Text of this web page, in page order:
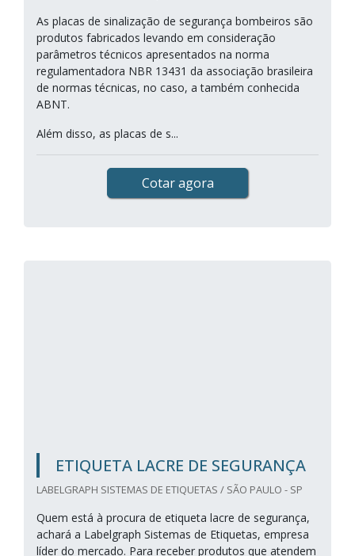
As placas de sinalização de segurança bombeiros são
produtos fabricados levando em consideração
parâmetros técnicos apresentados na norma
regulamentadora NBR 13431 da associação brasileira
de normas técnicas, no caso, a também conhecida
ABNT.
Além disso, as placas de s...
Cotar agora
ETIQUETA LACRE DE SEGURANÇA
LABELGRAPH SISTEMAS DE ETIQUETAS / SÃO PAULO - SP
Quem está à procura de etiqueta lacre de segurança,
achará a Labelgraph Sistemas de Etiquetas, empresa
líder do mercado. Para receber produtos que atendem